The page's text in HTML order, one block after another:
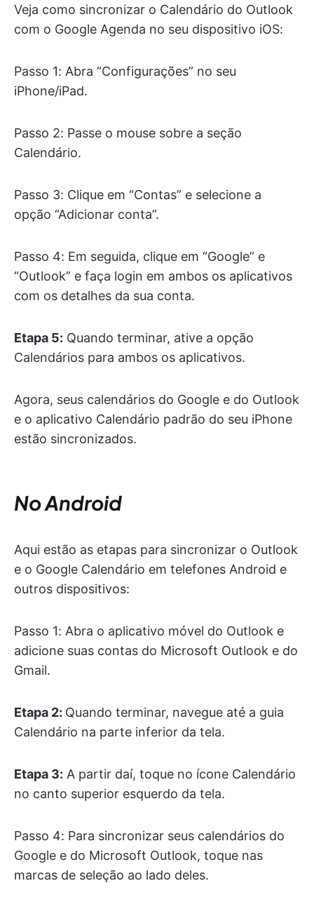
Veja como sincronizar o Calendário do Outlook
com o Google Agenda no seu dispositivo iOS:
Passo 1: Abra “Configurações” no seu
iPhone/iPad.
Passo 2: Passe o mouse sobre a seção
Calendário.
Passo 3: Clique em “Contas” e selecione a
opção “Adicionar conta”.
Passo 4: Em seguida, clique em “Google” e
“Outlook” e faça login em ambos os aplicativos
com os detalhes da sua conta.
Etapa 5: Quando terminar, ative a opção
Calendários para ambos os aplicativos.
Agora, seus calendários do Google e do Outlook
e o aplicativo Calendário padrão do seu iPhone
estão sincronizados.
No Android
Aqui estão as etapas para sincronizar o Outlook
e o Google Calendário em telefones Android e
outros dispositivos:
Passo 1: Abra o aplicativo móvel do Outlook e
adicione suas contas do Microsoft Outlook e do
Gmail.
Etapa 2: Quando terminar, navegue até a guia
Calendário na parte inferior da tela.
Etapa 3: A partir daí, toque no ícone Calendário
no canto superior esquerdo da tela.
Passo 4: Para sincronizar seus calendários do
Google e do Microsoft Outlook, toque nas
marcas de seleção ao lado deles.